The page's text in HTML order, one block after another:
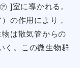
]室に導かれる。
の作用により，
は散気管からの
く。この微生物群